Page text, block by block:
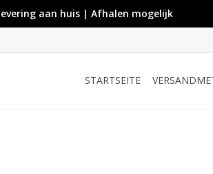
aan huis | Afhalen mogelijk
STARTSEITE